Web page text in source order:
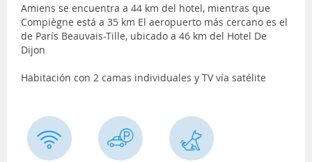
Amiens se encuentra a 44 km del hotel, mientras que
Compiègne está a 35 km El aeropuerto más cercano es el
de París Beauvais-Tille, ubicado a 46 km del Hotel De
Dijon
Habitación con 2 camas individuales y TV vía satélite